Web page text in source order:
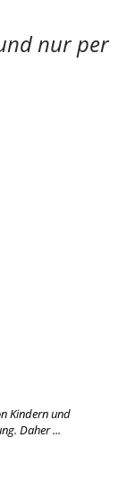
nur per
Kindern und
Daher ...